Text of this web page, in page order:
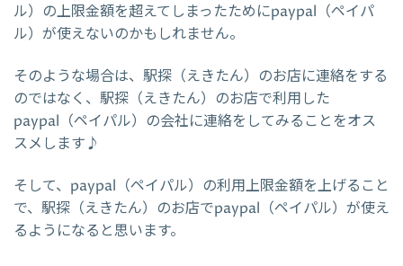
ル）の上限金額を超えてしまったためにpaypal（ペイパ
ル）が使えないのかもしれません。
そのような場合は、駅探（えきたん）のお店に連絡をする
のではなく、駅探（えきたん）のお店で利用した
paypal（ペイパル）の会社に連絡をしてみることをオス
スメします♪
そして、paypal（ペイパル）の利用上限金額を上げること
で、駅探（えきたん）のお店でpaypal（ペイパル）が使え
るようになると思います。